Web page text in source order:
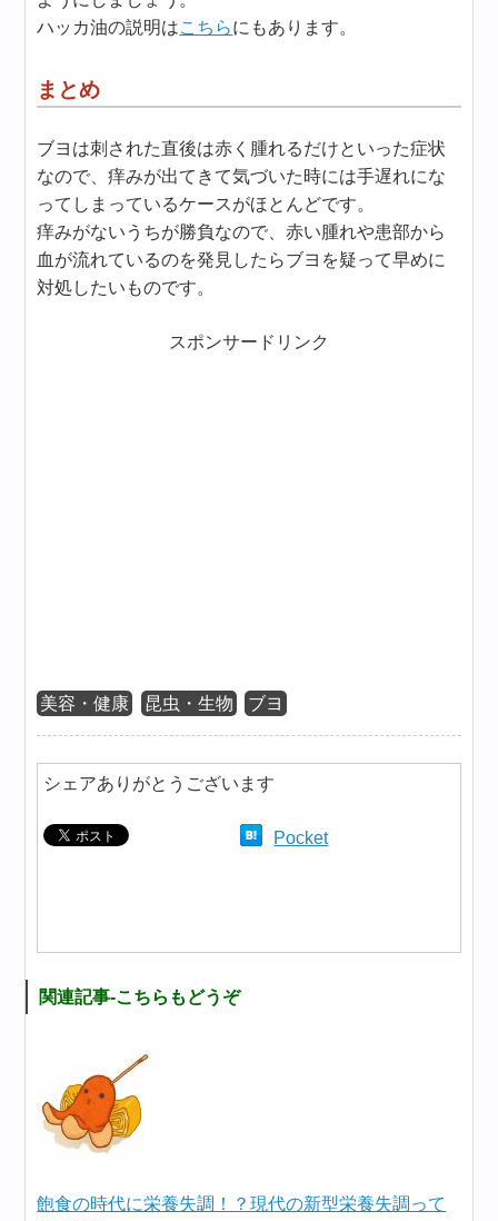
ハッカ油の説明はこちらにもあります。
まとめ
ブヨは刺された直後は赤く腫れるだけといった症状
なので、痒みが出てきて気づいた時には手遅れにな
ってしまっているケースがほとんどです。
痒みがないうちが勝負なので、赤い腫れや患部から
血が流れているのを発見したらブヨを疑って早めに
対処したいものです。
スポンサードリンク
美容・健康 昆虫・生物 ブヨ
シェアありがとうございます
Pocket
関連記事-こちらもどうぞ
飽食の時代に栄養失調！？現代の新型栄養失調って